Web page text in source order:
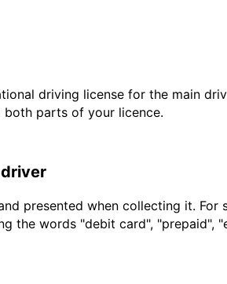
driving license for the main
both parts of your licence.
presented when collecting it. For
the words "debit card", "prepaid",